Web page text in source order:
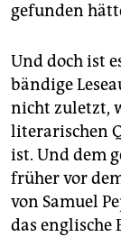
gefunden
Und doch ist
bändige
nicht zuletzt,
literarischen
ist. Und dem
früher vor
von Samuel
das englische